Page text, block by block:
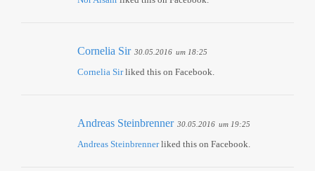
Cornelia Sir 30.05.2016 um 18:25
Cornelia Sirliked this on Facebook.
Andreas Steinbrenner 30.05.2016 um 19:25
Andreas Steinbrennerliked this on Facebook.